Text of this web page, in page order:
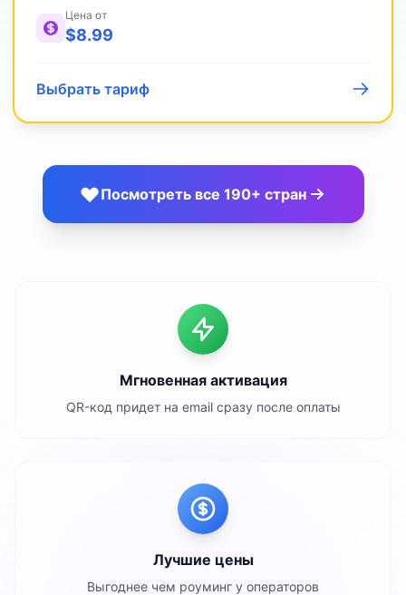
Цена от
$8.99
Выбрать тариф
Посмотреть все 190+ стран
Мгновенная активация
QR-код придет на email сразу после оплаты
Лучшие цены
Выгоднее чем роуминг у операторов